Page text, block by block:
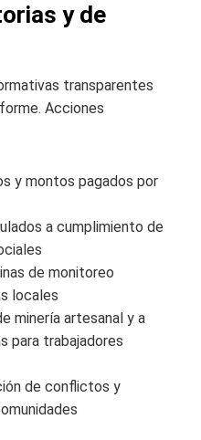
y de
transparentes
Acciones
y montos pagados por
a cumplimiento de
de monitoreo
locales
minería artesanal y a
para trabajadores
de conflictos y